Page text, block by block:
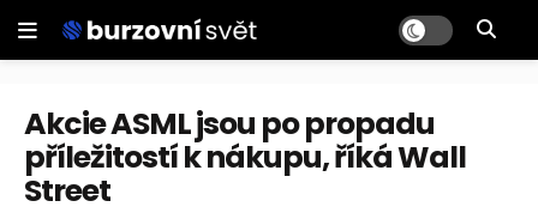
Akcie ASML jsou po propadu
příležitostí k nákupu, říká Wall
Street